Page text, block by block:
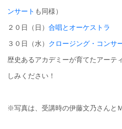
ンサート も同様）
２０日（日） 合唱とオーケストラ
３０日（水） クロージング・コンサ
歴史あるアカデミーが育てたアーテ
しみください！
※写真は、受講時の伊藤文乃さんと